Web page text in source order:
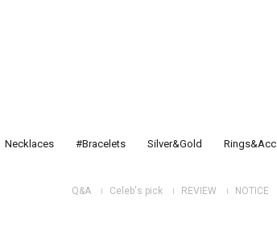
Necklaces #Bracelets Silver&Gold Rings&Acc
Q&A Celeb's pick REVIEW NOTICE